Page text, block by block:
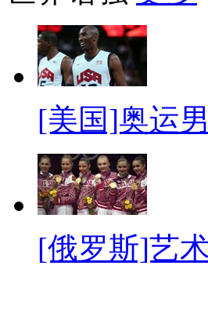
[美国]奥运
[俄罗斯]艺